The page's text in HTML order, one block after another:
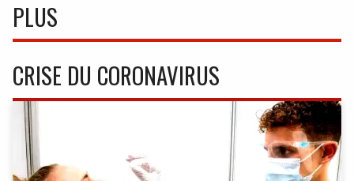
PLUS
CRISE DU CORONAVIRUS